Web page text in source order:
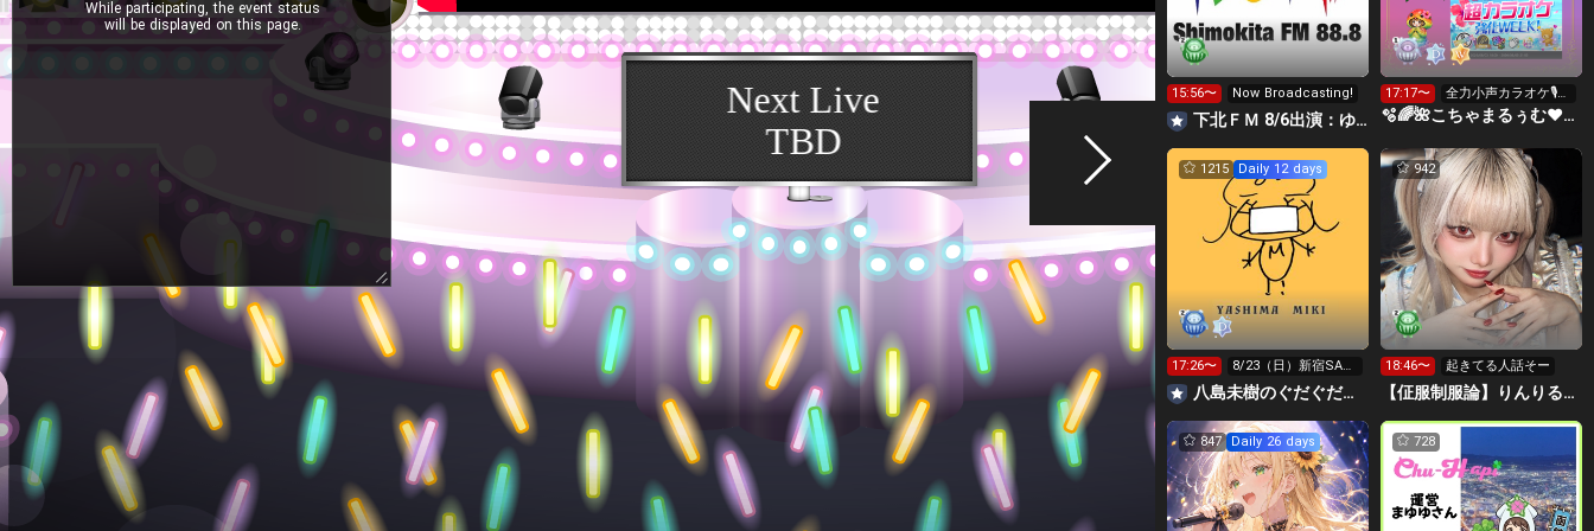
While participating, the event status
will be displayed on this page.
15:56〜 Now Broadcasting!
下北ＦＭ 8/6出演：ゆめ・みる＆髙村栞里 ほか
17:17〜
全力小声カラオケ🎙️1
wで333曲目標✨️🎶
🫧🌈🌺こちゃまるぅむ❤☀️🪕育児中️🪄7周年🫧
1215 Daily 12 days
17:26〜
8/23（日）新宿SAC
T!来てください！ 八島未樹のぐだぐだ弾き語り
942
18:46〜 起きてる人話そー
【佂服制服論】りんりるーむ！🩶
847 Daily 26 days 728